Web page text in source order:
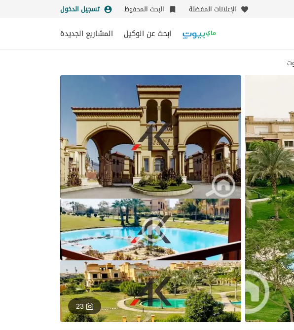
الإعلانات المفضلة البحث المحفوظ تسجيل الدخول
ابحث عن الوكيل المشاريع الجديدة
23